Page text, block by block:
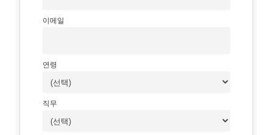
이메일
연령
직무